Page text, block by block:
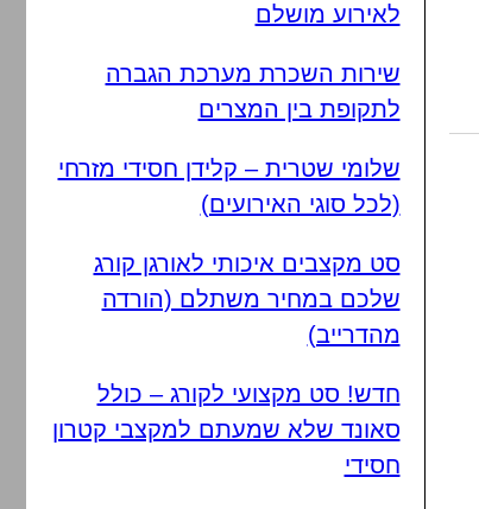
לאירוע מושלם
שירות השכרת מערכת הגברה
לתקופת בין המצרים
שלומי שטרית – קלידן חסידי מזרחי
(לכל סוגי האירועים)
סט מקצבים איכותי לאורגן קורג
שלכם במחיר משתלם (הורדה
מהדרייב)
חדש! סט מקצועי לקורג – כולל
סאונד שלא שמעתם למקצבי קטרון
חסידי